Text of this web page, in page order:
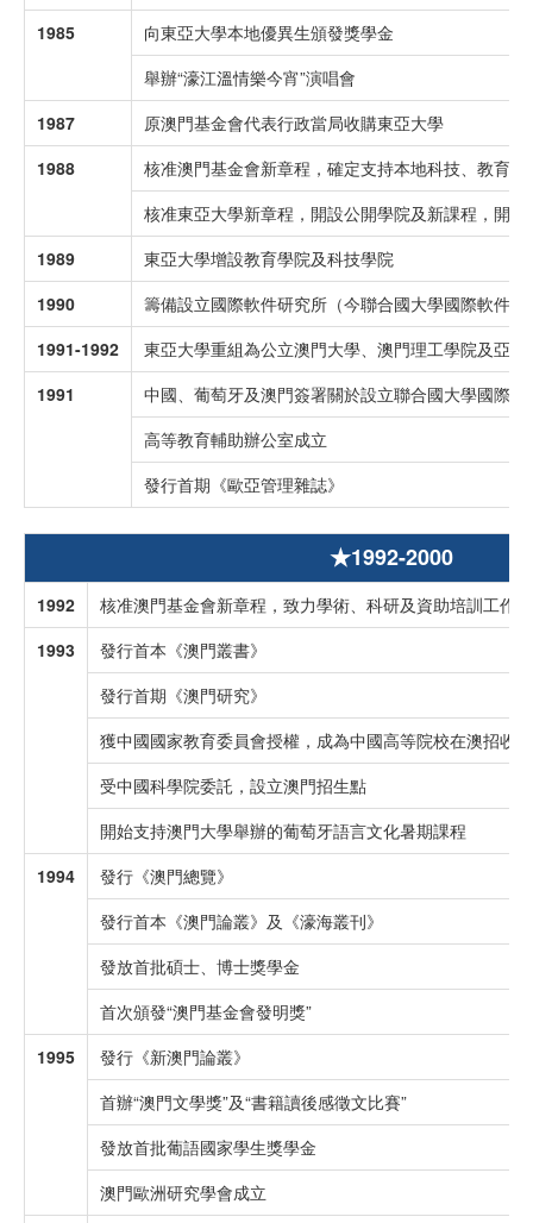
1985
向東亞大學本地優異生頒發獎學金
舉辦“濠江溫情樂今宵”演唱會
1987
原澳門基金會代表行政當局收購東亞大學
1988
核准澳門基金會新章程，確定支持本地科技、教育
核准東亞大學新章程，開設公開學院及新課程，開
1989
東亞大學增設教育學院及科技學院
1990
籌備設立國際軟件研究所（今聯合國大學國際軟件技
1991-1992
東亞大學重組為公立澳門大學、澳門理工學院及亞
1991
中國、葡萄牙及澳門簽署關於設立聯合國大學國際
高等教育輔助辦公室成立
發行首期《歐亞管理雜誌》
★1992-2000
1992
核准澳門基金會新章程，致力學術、科研及資助培訓工作
1993
發行首本《澳門叢書》
發行首期《澳門研究》
獲中國國家教育委員會授權，成為中國高等院校在澳招收
受中國科學院委託，設立澳門招生點
開始支持澳門大學舉辦的葡萄牙語言文化暑期課程
1994
發行《澳門總覽》
發行首本《澳門論叢》及《濠海叢刊》
發放首批碩士、博士獎學金
首次頒發“澳門基金會發明獎”
1995
發行《新澳門論叢》
首辦“澳門文學獎”及“書籍讀後感徵文比賽”
發放首批葡語國家學生獎學金
澳門歐洲研究學會成立